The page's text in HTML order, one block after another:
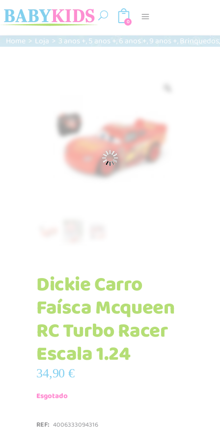
0
Home > Loja > 3 anos +,5 anos +,6 anos +,9 anos +,Brinquedos
Dickie Carro
Faísca Mcqueen
RC Turbo Racer
Escala 1.24
34,90€
Esgotado
REF: 4006333094316